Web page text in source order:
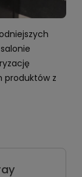
produktów z